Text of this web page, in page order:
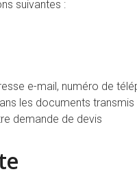
suivantes :
e-mail, numéro de
les documents transmis
demande de devis